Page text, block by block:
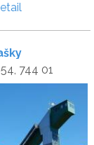
744 01